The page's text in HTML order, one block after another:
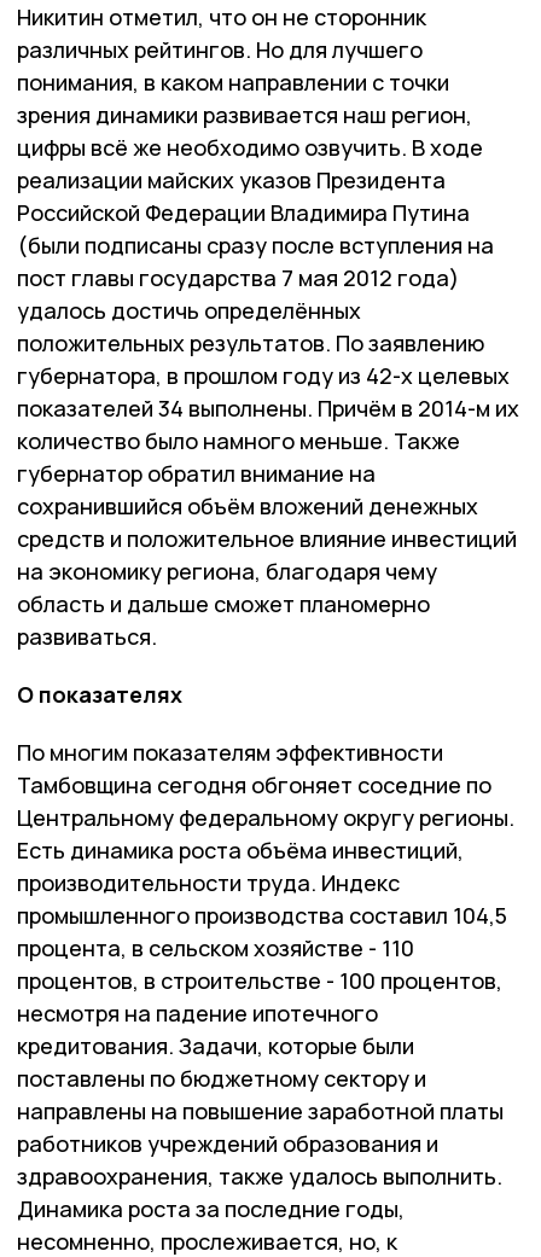
Никитин отметил, что он не сторонник
различных рейтингов. Но для лучшего
понимания, в каком направлении с точки
зрения динамики развивается наш регион,
цифры всё же необходимо озвучить. В ходе
реализации майских указов Президента
Российской Федерации Владимира Путина
(были подписаны сразу после вступления на
пост главы государства 7 мая 2012 года)
удалось достичь определённых
положительных результатов. По заявлению
губернатора, в прошлом году из 42-х целевых
показателей 34 выполнены. Причём в 2014-м их
количество было намного меньше. Также
губернатор обратил внимание на
сохранившийся объём вложений денежных
средств и положительное влияние инвестиций
на экономику региона, благодаря чему
область и дальше сможет планомерно
развиваться.
О показателях
По многим показателям эффективности
Тамбовщина сегодня обгоняет соседние по
Центральному федеральному округу регионы.
Есть динамика роста объёма инвестиций,
производительности труда. Индекс
промышленного производства составил 104,5
процента, в сельском хозяйстве - 110
процентов, в строительстве - 100 процентов,
несмотря на падение ипотечного
кредитования. Задачи, которые были
поставлены по бюджетному сектору и
направлены на повышение заработной платы
работников учреждений образования и
здравоохранения, также удалось выполнить.
Динамика роста за последние годы,
несомненно, прослеживается, но, к